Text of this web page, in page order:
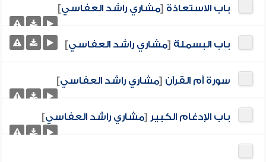
باب الاستعاذة [مشاري راشد العفاسي]
باب البسملة [مشاري راشد العفاسي]
سورة أم القرآن [مشاري راشد العفاسي]
باب الإدغام الكبير [مشاري راشد العفاسي]